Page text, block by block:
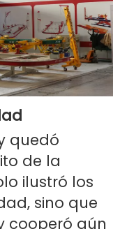
quedó
de la
ilustró los
sino que
cooperó aún